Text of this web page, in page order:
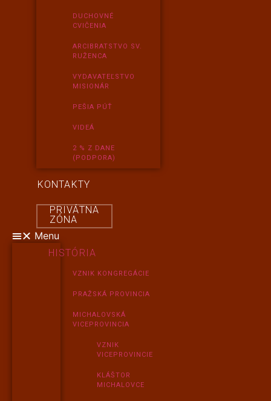
DUCHOVNÉ
CVIČENIA
ARCIBRATSTVO SV.
RUŽENCA
VYDAVATEĽSTVO
MISIONÁR
PEŠIA PÚŤ
VIDEÁ
2 % Z DANE
(PODPORA)
KONTAKTY
PRIVÁTNA
ZÓNA
Menu
HISTÓRIA
VZNIK KONGREGÁCIE
PRAŽSKÁ PROVINCIA
MICHALOVSKÁ
VICEPROVINCIA
VZNIK
VICEPROVINCIE
KLÁŠTOR
MICHALOVCE